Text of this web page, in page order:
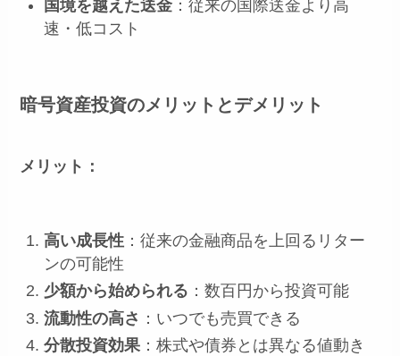
国境を越えた送金 ：従来の国際送金より高
速・低コスト
暗号資産投資のメリットとデメリット
メリット：
高い成長性 ：従来の金融商品を上回るリター
ンの可能性
少額から始められる ：数百円から投資可能
流動性の高さ ：いつでも売買できる
分散投資効果 ：株式や債券とは異なる値動き